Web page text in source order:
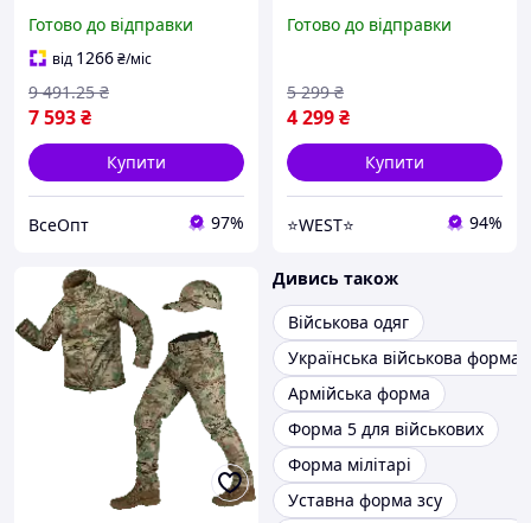
Військова форма,
Тактичний одяг,
Чоловічий, Весна/Осінь
Готово до відправки
від 1266₴/міс
7 593₴
9 491.25 ₴
Купити
ВсеОпт 97%
польовий одяг для
WEST
Готово до відправки
4 299₴
5 299 ₴
Купити
⭐️WEST⭐️ 94%
Дивись також
Військова одяг
Українська військова форма
Армійська форма
Форма 5 для військових
Форма мілітарі
Уставна форма зсу